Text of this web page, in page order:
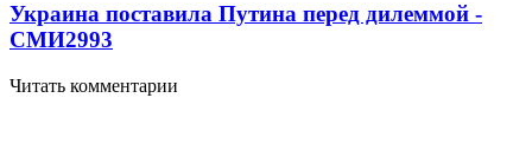
Украина поставила Путина перед дилеммой -
СМИ2993
Читать комментарии